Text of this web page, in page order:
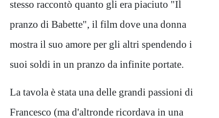
stesso raccontò quanto gli era piaciuto "Il
pranzo di Babette", il film dove una donna
mostra il suo amore per gli altri spendendo i
suoi soldi in un pranzo da infinite portate.
La tavola è stata una delle grandi passioni di
Francesco (ma d'altronde ricordava in una